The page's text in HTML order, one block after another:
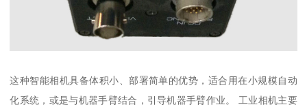
这种智能相机具备体积小、部署简单的优势，适合用在小规模自动
化系统，或是与机器手臂结合，引导机器手臂作业。 工业相机主要